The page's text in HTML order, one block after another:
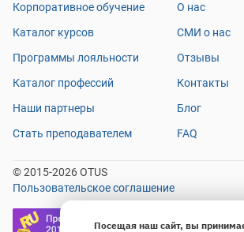
Корпоративное обучение
Каталог курсов
Программы лояльности
Каталог профессий
Наши партнеры
Стать преподавателем
О нас
СМИ о нас
Отзывы
Контакты
Блог
FAQ
© 2015-2026 OTUS
Пользовательское соглашение
Посещая наш сайт, вы